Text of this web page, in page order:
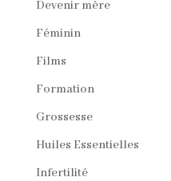
Devenir mère
Féminin
Films
Formation
Grossesse
Huiles Essentielles
Infertilité